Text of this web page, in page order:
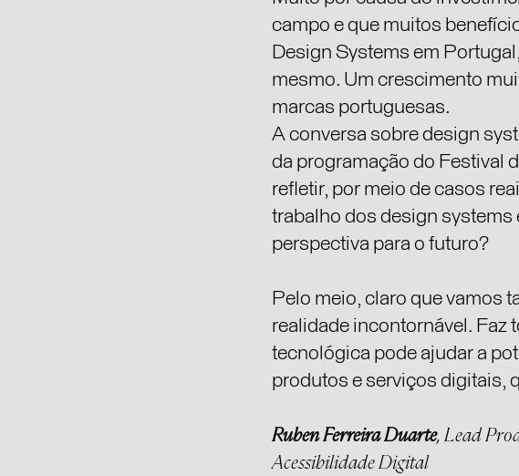
campo e que muitos
Design Systems em
mesmo. Um crescimento
marcas portuguesas.
A conversa sobre design
da programação do Festival
refletir, por meio de casos
trabalho dos design systems
perspectiva para o futuro?
Pelo meio, claro que vamos
realidade incontornável. Faz
tecnológica pode ajudar a
produtos e serviços digitais,
Ruben Ferreira Duarte, Lead
Acessibilidade Digital